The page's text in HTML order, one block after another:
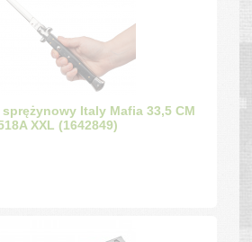
sprężynowy Italy Mafia 33,5 CM
XXL (1642849)